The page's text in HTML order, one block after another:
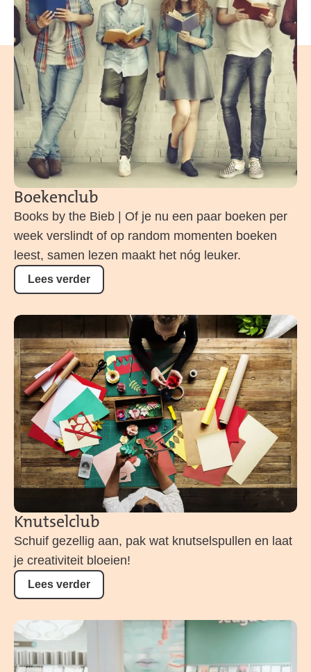
Lees verder
Boekenclub
Books by the Bieb | Of je nu een paar boeken per
week verslindt of op random momenten boeken
leest, samen lezen maakt het nóg leuker.
Lees verder
Knutselclub
Schuif gezellig aan, pak wat knutselspullen en laat
je creativiteit bloeien!